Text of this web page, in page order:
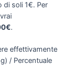
di soli 1€. Per
.
effettivamente
/ Percentuale